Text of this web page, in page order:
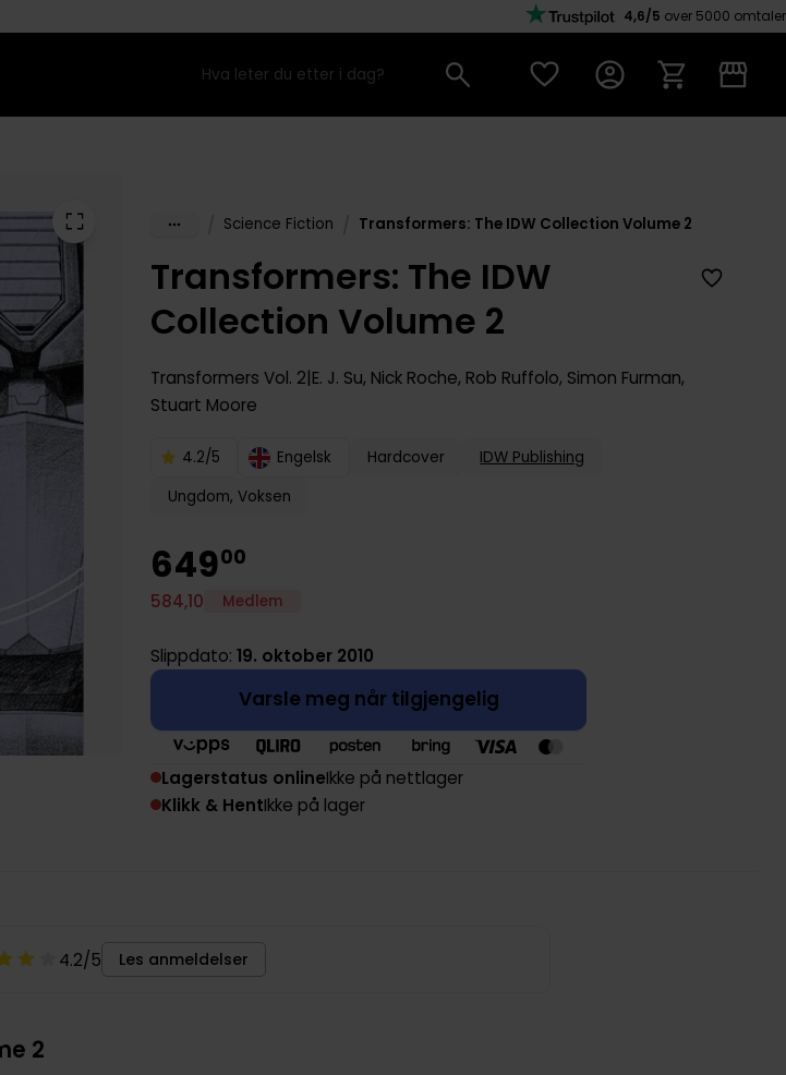
4,6/5 over 5000 omtaler
Science Fiction Transformers: The IDW Collection Volume 2
Transformers: The IDW
Collection Volume 2
Transformers Vol. 2 E. J. Su, Nick Roche, Rob Ruffolo, Simon Furman,
Stuart Moore
4.2/5 Engelsk Hardcover
IDW Publishing
Ungdom, Voksen
64900
584,10 Medlem
Slippdato:19. oktober 2010
Varsle meg når tilgjengelig
Lagerstatus onlineIkke på nettlager
Klikk & HentIkke på lager
4.2/5 Les anmeldelser
2